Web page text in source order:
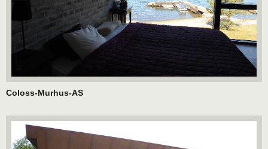
Coloss-Murhus-AS